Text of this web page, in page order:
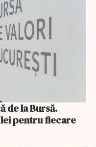
de la Bursă.
pentru fiecare